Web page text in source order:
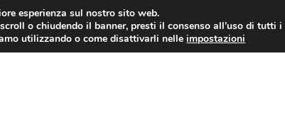
NEWS AZIENDE MERCATO DEL
esperienza sul nostro sito web.
o chiudendo il banner, presti il consenso all’uso di tutti
utilizzando o come disattivarli nelleimpostazioni